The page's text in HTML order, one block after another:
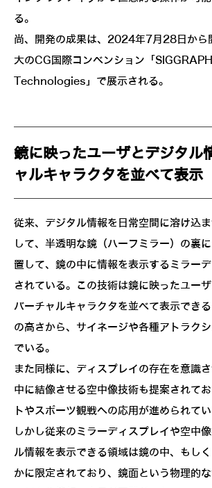
る。
尚、開発の成果は、2024年7月28日から
大のCG国際コンベンション「
Technologies」で展示される。
鏡に映ったユーザとデジタル
ャルキャラクタを並べて表示
従来、デジタル情報を日常空間に溶け込
して、半透明な鏡（ハーフミラー）の裏
置して、鏡の中に情報を表示するミラー
されている。この技術は鏡に映ったユー
バーチャルキャラクタを並べて表示でき
の高さから、サイネージや各種アトラク
でいる。
また同様に、ディスプレイの存在を意識
中に結像させる空中像技術も提案されて
トやスポーツ観戦への応用が進められてい
しかし従来のミラーディスプレイや空中
ル情報を表示できる領域は鏡の中、もし
かに限定されており、鏡面という物理的